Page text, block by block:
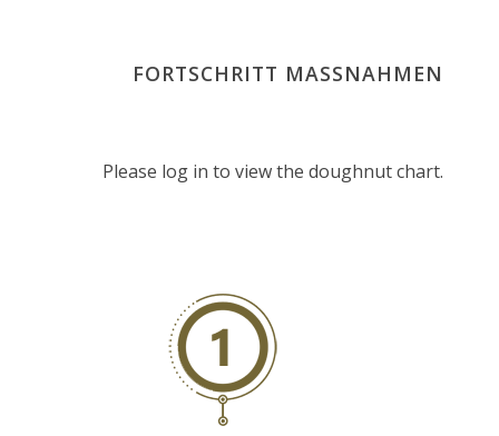
FORTSCHRITT MASSNAHMEN
Please log in to view the doughnut chart.